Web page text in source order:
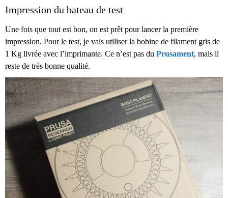
Impression du bateau de test
Une fois que tout est bon, on est prêt pour lancer la première
impression. Pour le test, je vais utiliser la bobine de filament gris de
1 Kg livrée avec l’imprimante. Ce n’est pas du Prusament, mais il
reste de très bonne qualité.